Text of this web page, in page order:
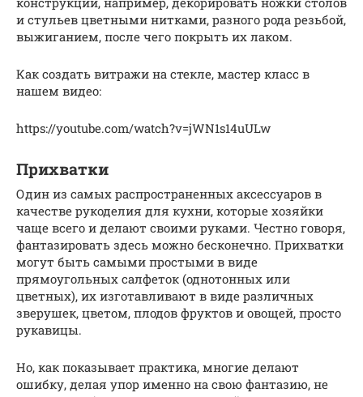
и стульев цветными нитками, разного рода резьбой,
выжиганием, после чего покрыть их лаком.
Как создать витражи на стекле, мастер класс в
нашем видео:
https://youtube.com/watch?v=jWN1s14uULw
Прихватки
Один из самых распространенных аксессуаров в
качестве рукоделия для кухни, которые хозяйки
чаще всего и делают своими руками. Честно говоря,
фантазировать здесь можно бесконечно. Прихватки
могут быть самыми простыми в виде
прямоугольных салфеток (однотонных или
цветных), их изготавливают в виде различных
зверушек, цветом, плодов фруктов и овощей, просто
рукавицы.
Но, как показывает практика, многие делают
ошибку, делая упор именно на свою фантазию, не